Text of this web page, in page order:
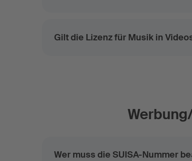
Gilt die Lizenz für Musik in
Wer muss die SUISA-Nummer